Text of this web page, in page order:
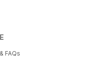
FAQs